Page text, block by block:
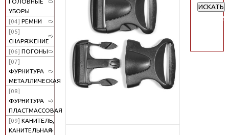
ГОЛОВНЫЕ
УБОРЫ
[04] РЕМНИ
[05]
СНАРЯЖЕНИЕ
[06] ПОГОНЫ
[07]
ФУРНИТУРА
МЕТАЛЛИЧЕСКАЯ
[08]
ФУРНИТУРА
ПЛАСТМАССОВАЯ
[09] КАНИТЕЛЬ,
КАНИТЕЛЬНАЯ
ИСКАТЬ